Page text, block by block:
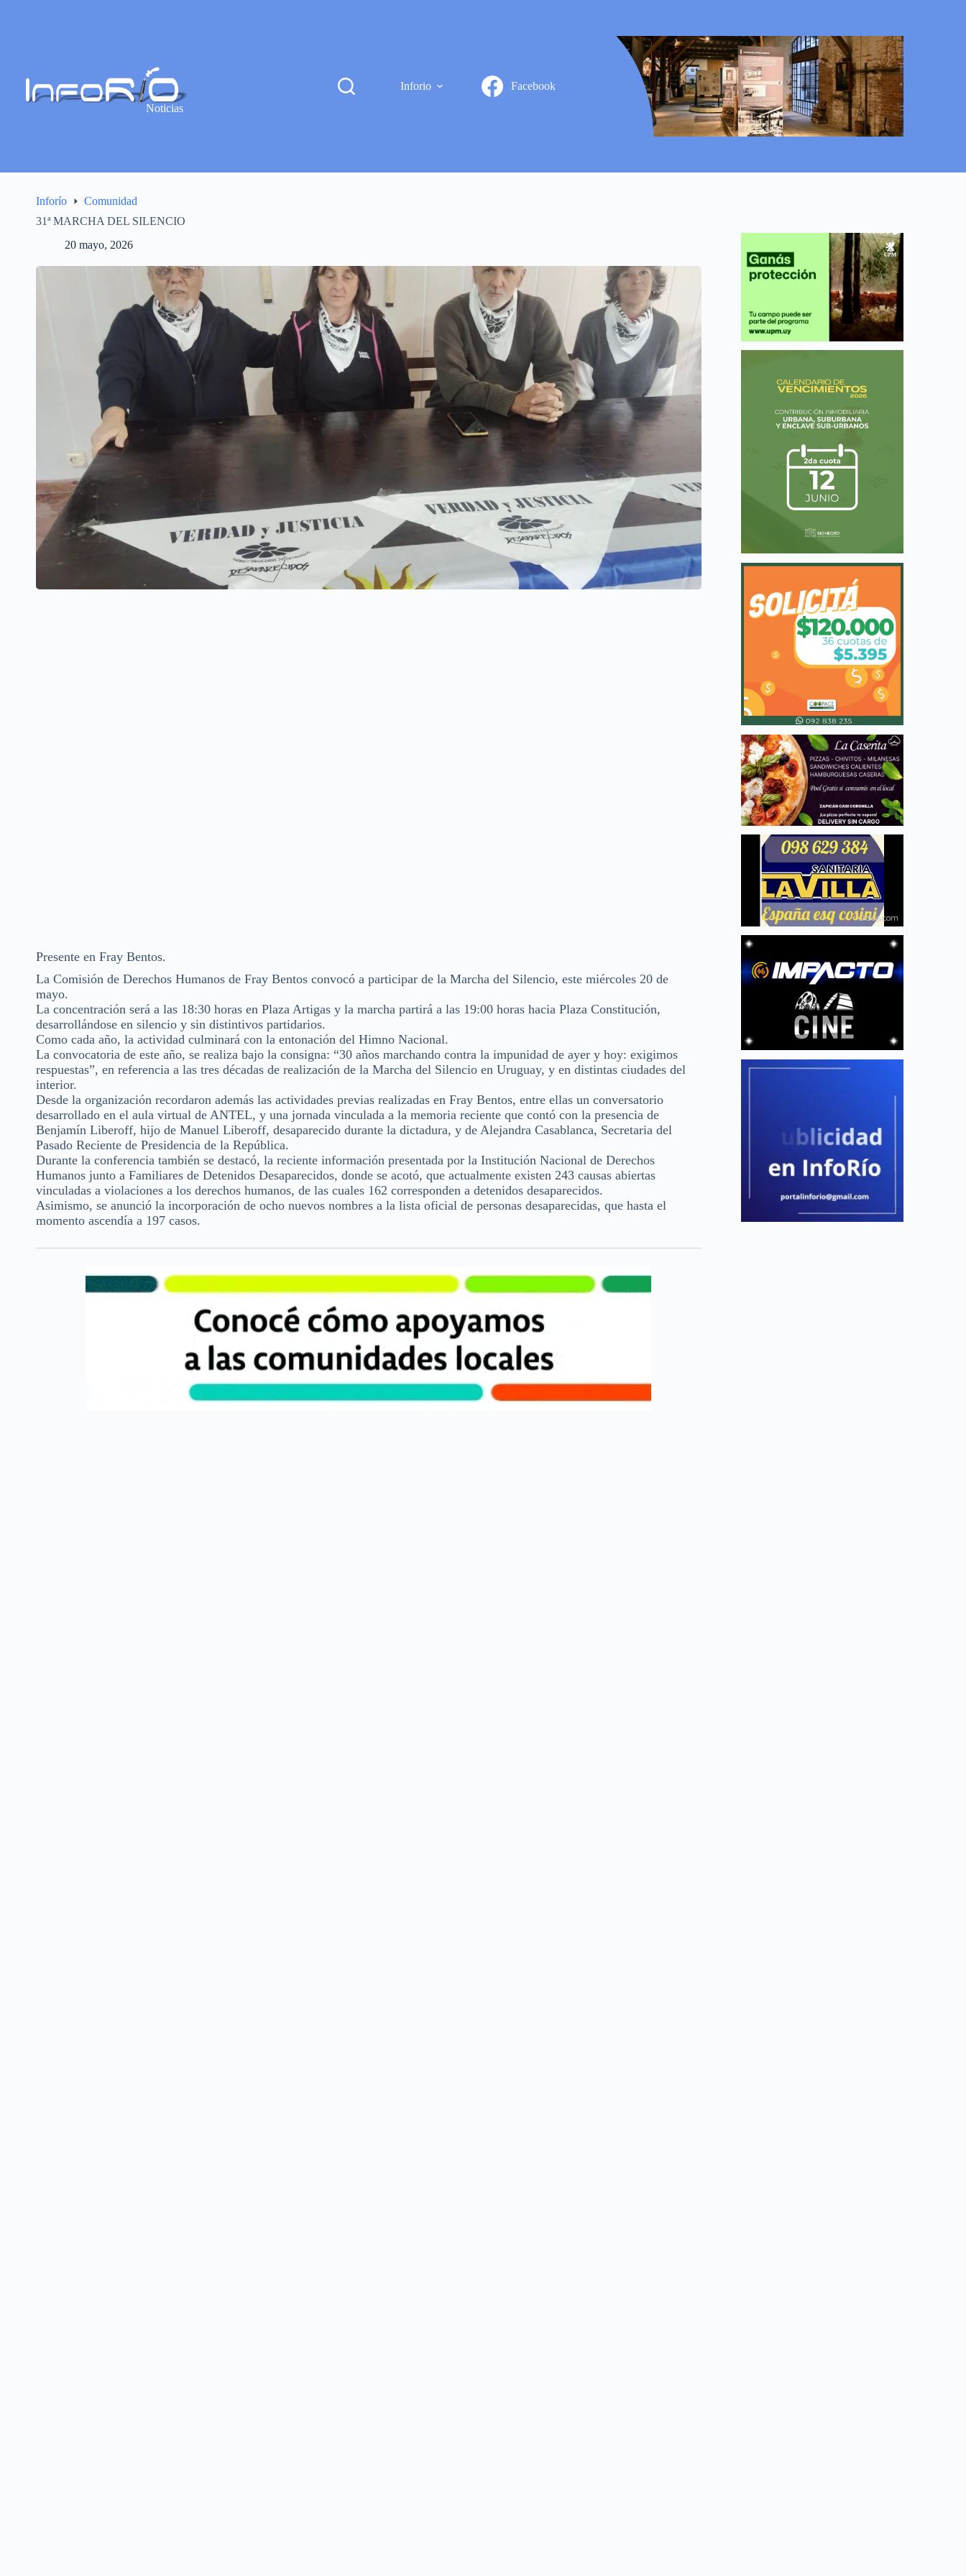
Noticias
Inforio Facebook
Inforío
Comunidad
31ª MARCHA DEL SILENCIO
20 mayo, 2026
Presente en Fray Bentos.
La Comisión de Derechos Humanos de Fray Bentos convocó a participar de la Marcha del Silencio, este miércoles 20 de
mayo.
La concentración será a las 18:30 horas en Plaza Artigas y la marcha partirá a las 19:00 horas hacia Plaza Constitución,
desarrollándose en silencio y sin distintivos partidarios.
Como cada año, la actividad culminará con la entonación del Himno Nacional.
La convocatoria de este año, se realiza bajo la consigna: “30 años marchando contra la impunidad de ayer y hoy: exigimos
respuestas”, en referencia a las tres décadas de realización de la Marcha del Silencio en Uruguay, y en distintas ciudades del
interior.
Desde la organización recordaron además las actividades previas realizadas en Fray Bentos, entre ellas un conversatorio
desarrollado en el aula virtual de ANTEL, y una jornada vinculada a la memoria reciente que contó con la presencia de
Benjamín Liberoff, hijo de Manuel Liberoff, desaparecido durante la dictadura, y de Alejandra Casablanca, Secretaria del
Pasado Reciente de Presidencia de la República.
Durante la conferencia también se destacó, la reciente información presentada por la Institución Nacional de Derechos
Humanos junto a Familiares de Detenidos Desaparecidos, donde se acotó, que actualmente existen 243 causas abiertas
vinculadas a violaciones a los derechos humanos, de las cuales 162 corresponden a detenidos desaparecidos.
Asimismo, se anunció la incorporación de ocho nuevos nombres a la lista oficial de personas desaparecidas, que hasta el
momento ascendía a 197 casos.